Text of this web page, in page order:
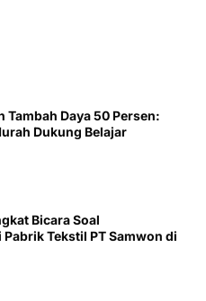
Tambah Daya 50 Persen:
Dukung Belajar
Bicara Soal
Tekstil PT Samwon di